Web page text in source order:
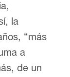
la
“más
a
de un